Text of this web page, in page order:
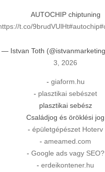
AUTOCHIP chiptuning
t.co/9brudVUlHt#autochip
— Istvan Toth
3, 2026
- giaform.hu
- plasztikai sebészet
plasztikai sebész
Családjog és öröklési jog
- épületgépészet Hoterv
- ameamed.com
- Google ads vagy SEO?
- erdeikontener.hu